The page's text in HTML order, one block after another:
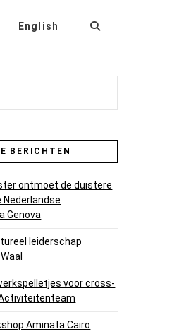
English
BERICHTEN
ontmoet de duistere
Genova
leiderschap
voor cross-
Aminata Cairo